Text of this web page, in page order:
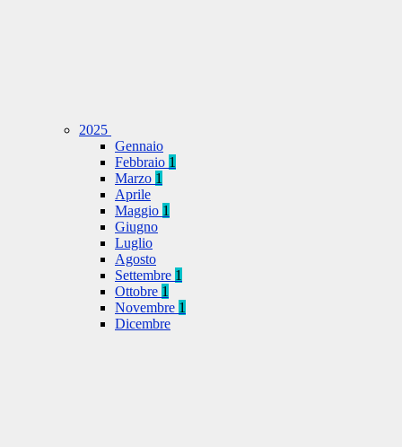
2025
Gennaio
Febbraio 1
Marzo 1
Aprile
Maggio 1
Giugno
Luglio
Agosto
Settembre 1
Ottobre 1
Novembre 1
Dicembre